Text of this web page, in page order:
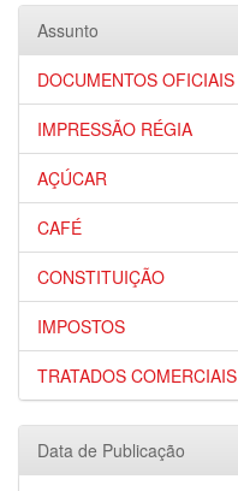
Assunto
DOCUMENTOS OFICIAIS
IMPRESSÃO RÉGIA
AÇÚCAR
CAFÉ
CONSTITUIÇÃO
IMPOSTOS
TRATADOS COMERCIAIS
Data de Publicação